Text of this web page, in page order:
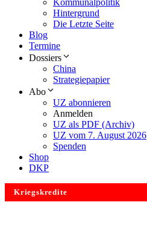
Kommunalpolitik
Hintergrund
Die Letzte Seite
Blog
Termine
Dossiers
China
Strategiepapier
Abo
UZ abonnieren
Anmelden
UZ als PDF (Archiv)
UZ vom 7. August 2026
Spenden
Shop
DKP
Kriegskredite